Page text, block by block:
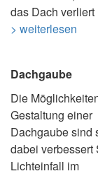
das Dach verliert
> weiterlesen
Dachgaube
Die
Gestaltung einer
Dachgaube sind
dabei verbessert
Lichteinfall im